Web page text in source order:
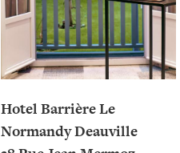
Hotel Barrière Le
Normandy Deauville